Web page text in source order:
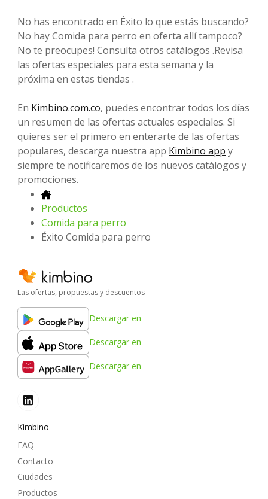
No has encontrado en Éxito lo que estás buscando?
No hay Comida para perro en oferta allí tampoco?
No te preocupes! Consulta otros catálogos .Revisa
las ofertas especiales para esta semana y la
próxima en estas tiendas .
En Kimbino.com.co, puedes encontrar todos los días
un resumen de las ofertas actuales especiales. Si
quieres ser el primero en enterarte de las ofertas
populares, descarga nuestra app Kimbino app y
siempre te notificaremos de los nuevos catálogos y
promociones.
Productos
Comida para perro
Éxito Comida para perro
Las ofertas, propuestas y descuentos
Descargar en
Descargar en
Descargar en
Kimbino
FAQ
Contacto
Ciudades
Productos